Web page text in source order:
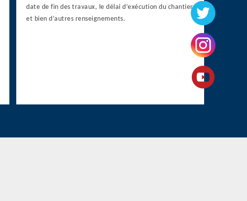
date de fin des travaux, le délai d’exécution du chantier
et bien d’autres renseignements.